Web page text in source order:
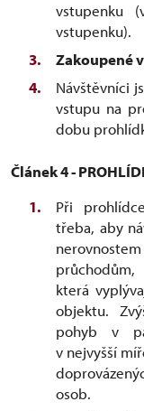
vstupenku
vstupenku).
Zakoupené
Návštěvníci
vstupu na
dobu
Článek 4 -
Při
třeba, aby
která
objektu.
pohyb v
v nejvyšší
osob.